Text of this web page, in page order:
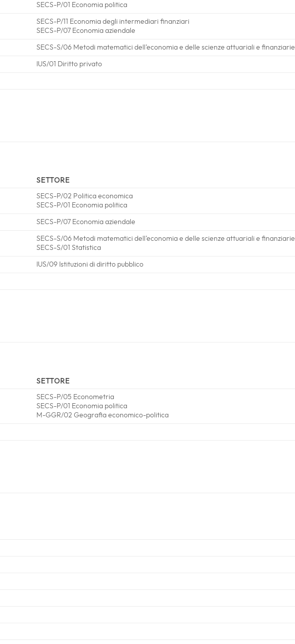
SECS-P/01 Economia politica
SECS-P/11 Economia degli intermediari finanziari
SECS-P/07 Economia aziendale
SECS-S/06 Metodi matematici dell’economia e delle scienze attuariali e finanziarie
IUS/01 Diritto privato
SETTORE
SECS-P/02 Politica economica
SECS-P/01 Economia politica
SECS-P/07 Economia aziendale
SECS-S/06 Metodi matematici dell’economia e delle scienze attuariali e finanziarie
SECS-S/01 Statistica
IUS/09 Istituzioni di diritto pubblico
SETTORE
SECS-P/05 Econometria
SECS-P/01 Economia politica
M-GGR/02 Geografia economico-politica